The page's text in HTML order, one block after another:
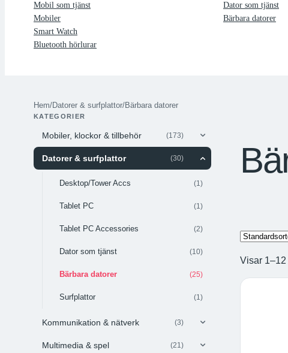
Mobil som tjänst
Mobiler
Smart Watch
Bluetooth hörlurar
Dator som tjänst
Bärbara datorer
Hem/Datorer & surfplattor/Bärbara datorer
KATEGORIER
Mobiler, klockor & tillbehör (173)
Datorer & surfplattor (30)
Desktop/Tower Accs (1)
Tablet PC (1)
Tablet PC Accessories (2)
Dator som tjänst (10)
Bärbara datorer (25)
Surfplattor (1)
Kommunikation & nätverk (3)
Multimedia & spel (21)
Visar